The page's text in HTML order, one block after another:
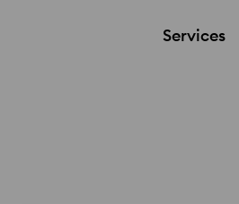
Services